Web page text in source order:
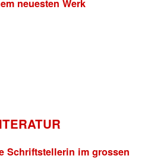
neuesten Werk
Schriftstellerin im grossen